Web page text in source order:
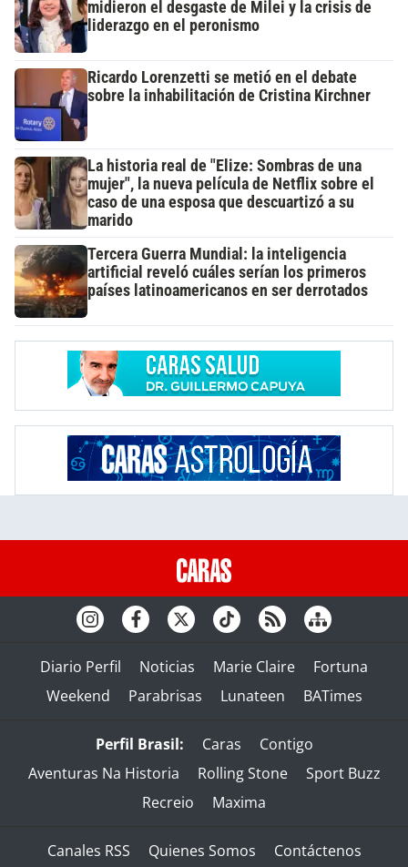
midieron el desgaste de Milei y la crisis de
liderazgo en el peronismo
Ricardo Lorenzetti se metió en el debate
sobre la inhabilitación de Cristina Kirchner
La historia real de "Elize: Sombras de una
mujer", la nueva película de Netflix sobre el
caso de una esposa que descuartizó a su
marido
Tercera Guerra Mundial: la inteligencia
artificial reveló cuáles serían los primeros
países latinoamericanos en ser derrotados
Diario Perfil Noticias Marie Claire
Fortuna
Weekend
Parabrisas Lunateen BATimes
Perfil Brasil: Caras
Contigo
Aventuras Na Historia
Rolling Stone
Sport Buzz
Recreio
Maxima
Canales RSS Quienes Somos Contáctenos